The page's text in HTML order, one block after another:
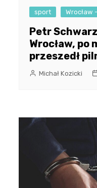
sport Wrocław
Petr
Wrocław, po
przeszedł
Michał Kozicki